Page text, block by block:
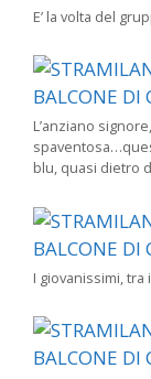
E’ la volta del
L’anziano
blu, quasi dietro
I giovanissimi, tra